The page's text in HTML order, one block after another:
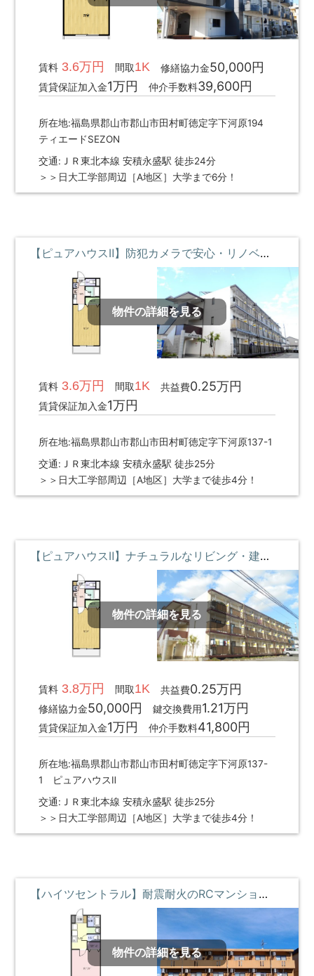
賃料3.6万円 間取1K 修繕協力金50,000円
賃貸保証加入金1万円 仲介手数料39,600円
所在地:福島県郡山市郡山市田村町徳定字下河原194
ティエードSEZON
交通:ＪＲ東北本線 安積永盛駅 徒歩24分
＞＞日大工学部周辺［A地区］大学まで6分！
【ピュアハウスⅡ】防犯カメラで安心・リノベで綺麗な明るい部屋 **即入居募集中**
物件の詳細を見る
賃料3.6万円 間取1K 共益費0.25万円
賃貸保証加入金1万円
所在地:福島県郡山市郡山市田村町徳定字下河原137-1
交通:ＪＲ東北本線 安積永盛駅 徒歩25分
＞＞日大工学部周辺［A地区］大学まで徒歩4分！
【ピュアハウスⅡ】ナチュラルなリビング・建築学科向け ②③階 **即入居募集中**
物件の詳細を見る
賃料3.8万円 間取1K 共益費0.25万円
修繕協力金50,000円 鍵交換費用1.21万円
賃貸保証加入金1万円 仲介手数料41,800円
所在地:福島県郡山市郡山市田村町徳定字下河原137-
1 ピュアハウスⅡ
交通:ＪＲ東北本線 安積永盛駅 徒歩25分
＞＞日大工学部周辺［A地区］大学まで徒歩4分！
【ハイツセントラル】耐震耐火のRCマンション・オーナー在住で安心マンション ①階 **即入居募集中**
物件の詳細を見る